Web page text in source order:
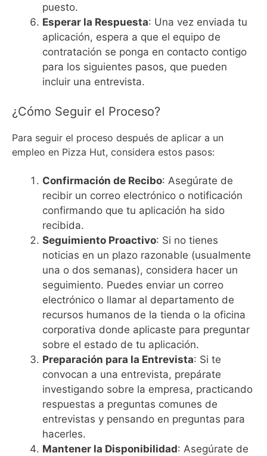
puesto.
Esperar la Respuesta: Una vez enviada tu
aplicación, espera a que el equipo de
contratación se ponga en contacto contigo
para los siguientes pasos, que pueden
incluir una entrevista.
¿Cómo Seguir el Proceso?
Para seguir el proceso después de aplicar a un
empleo en Pizza Hut, considera estos pasos:
Confirmación de Recibo: Asegúrate de
recibir un correo electrónico o notificación
confirmando que tu aplicación ha sido
recibida.
Seguimiento Proactivo: Si no tienes
noticias en un plazo razonable (usualmente
una o dos semanas), considera hacer un
seguimiento. Puedes enviar un correo
electrónico o llamar al departamento de
recursos humanos de la tienda o la oficina
corporativa donde aplicaste para preguntar
sobre el estado de tu aplicación.
Preparación para la Entrevista: Si te
convocan a una entrevista, prepárate
investigando sobre la empresa, practicando
respuestas a preguntas comunes de
entrevistas y pensando en preguntas para
hacerles.
Mantener la Disponibilidad: Asegúrate de